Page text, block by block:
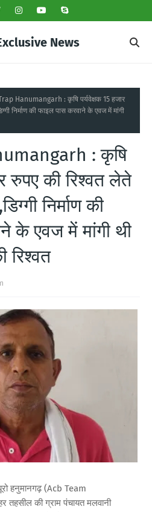
News
Hanumangarh : कृषि पर्यवेक्षक 15 हजार
निर्माण की फाइल पास करवाने के एवज में मांगी
: कृषि
रुपए की रिश्वत लेते
निर्माण की
के एवज में मांगी थी
रिश्वत
हनुमानगढ़ (Acb Team
की ग्राम पंचायत मलवानी